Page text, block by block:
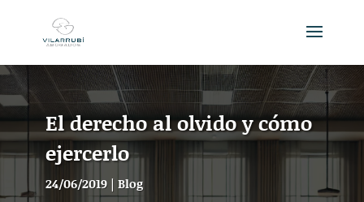
El derecho al olvido y cómo
ejercerlo
24/06/2019 | Blog